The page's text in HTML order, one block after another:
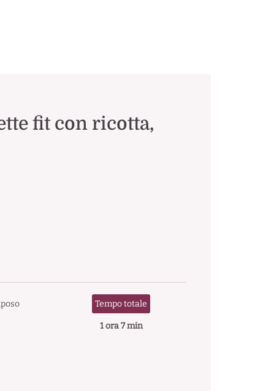
fit con ricotta,
Tempo totale
1 ora 7 min